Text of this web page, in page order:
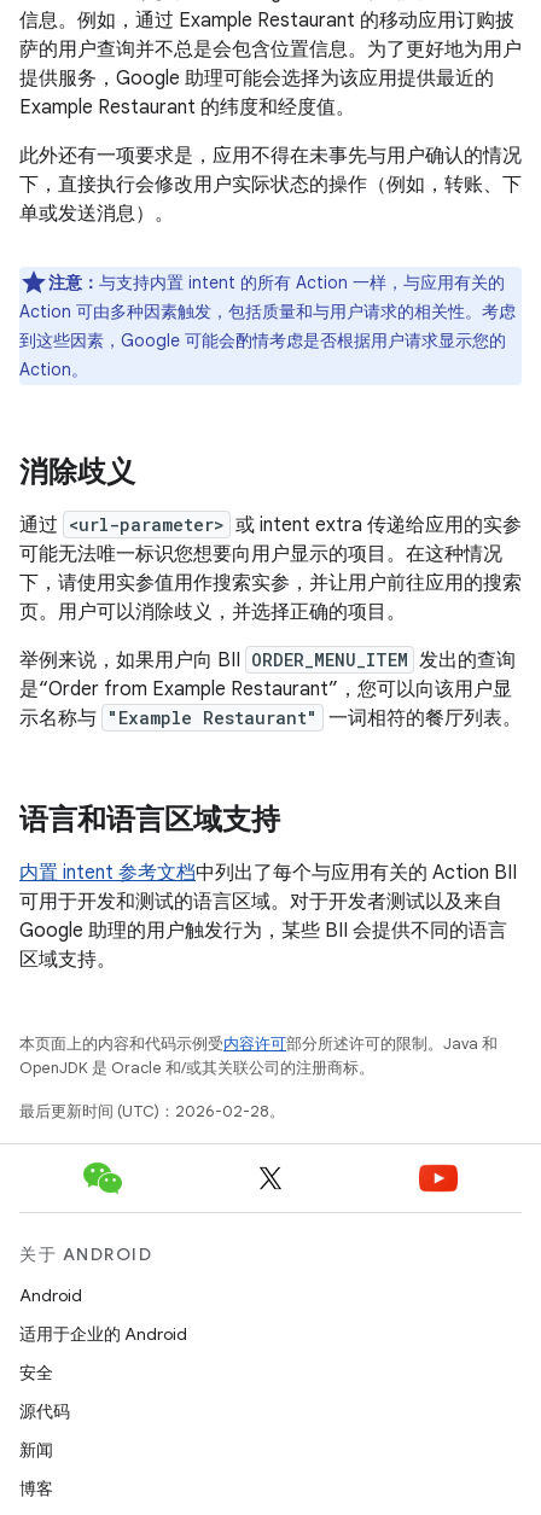
信息。例如，通过 Example Restaurant 的移动应用订购披
萨的用户查询并不总是会包含位置信息。为了更好地为用户
提供服务，Google 助理可能会选择为该应用提供最近的
Example Restaurant 的纬度和经度值。
此外还有一项要求是，应用不得在未事先与用户确认的情况
下，直接执行会修改用户实际状态的操作（例如，转账、下
单或发送消息）。
注意： 与支持内置 intent 的所有 Action 一样，与应用有关的
Action 可由多种因素触发，包括质量和与用户请求的相关性。考虑
到这些因素，Google 可能会酌情考虑是否根据用户请求显示您的
Action。
消除歧义
通过 <url-parameter> 或 intent extra 传递给应用的实参
可能无法唯一标识您想要向用户显示的项目。在这种情况
下，请使用实参值用作搜索实参，并让用户前往应用的搜索
页。用户可以消除歧义，并选择正确的项目。
举例来说，如果用户向 BII ORDER_MENU_ITEM 发出的查询
是“Order from Example Restaurant”，您可以向该用户显
示名称与 "Example Restaurant" 一词相符的餐厅列表。
语言和语言区域支持
内置 intent 参考文档中列出了每个与应用有关的 Action BII
可用于开发和测试的语言区域。对于开发者测试以及来自
Google 助理的用户触发行为，某些 BII 会提供不同的语言
区域支持。
本页面上的内容和代码示例受内容许可部分所述许可的限制。Java 和
OpenJDK 是 Oracle 和/或其关联公司的注册商标。
最后更新时间 (UTC)：2026-02-28。
关于 ANDROID
Android
适用于企业的 Android
安全
源代码
新闻
博客